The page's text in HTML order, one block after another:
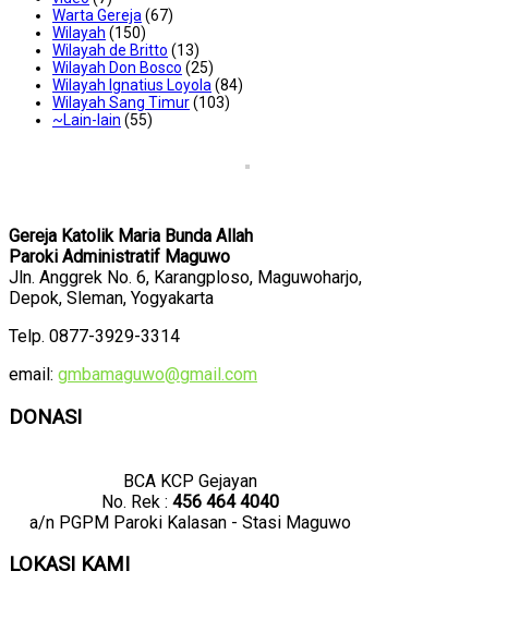
Warta Gereja (67)
Wilayah (150)
Wilayah de Britto (13)
Wilayah Don Bosco (25)
Wilayah Ignatius Loyola (84)
Wilayah Sang Timur(103)
~Lain-lain (55)
Gereja Katolik Maria Bunda Allah
Paroki Administratif Maguwo
Jln. Anggrek No. 6, Karangploso, Maguwoharjo,
Depok, Sleman, Yogyakarta
Telp. 0877-3929-3314
email: gmbamaguwo@gmail.com
DONASI
BCA KCP Gejayan
No. Rek : 456 464 4040
a/n PGPM Paroki Kalasan - Stasi Maguwo
LOKASI KAMI